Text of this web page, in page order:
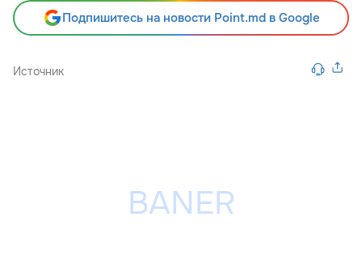
Подпишитесь на новости Point.md в Google
Источник